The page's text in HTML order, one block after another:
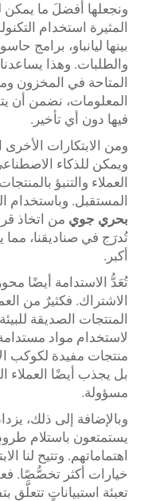
ونجعلها أفضلَ ما يمكن
المثيرة استخدام
بينها ليانباو، برامج
والطلبات. وهذا
المتاحة في المخزون
المعلومات، نضمن أن
فيها دون أي تأخير.
ومن الابتكارات
ويمكن للذكاء
العملاء والتنبؤ
المستقبل. وباستخدام
بحري جوي من اتخاذ
تُدرَج في صناديقنا، مما
أكبر.
تُعَدُّ الاستدامة أيضًا
الاشتراك. فكثيرٌ من
المنتجات الصديقة
لاستخدام مواد
منتجات مفيدة لكوكب
بل يجذب أيضًا العملاء
مسؤولة.
وبالإضافة إلى ذلك،
يستمتعون باستلام
اهتماماتهم. وتتيح لنا
خيارات أكثر تخصُّصًا.
تعبئة استبياناتٍ تتعلَّق